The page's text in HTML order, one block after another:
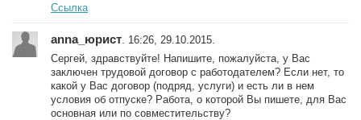
Ссылка
anna_юрист . 16:26, 29.10.2015.
Сергей, здравствуйте! Напишите, пожалуйста, у Вас
заключен трудовой договор с работодателем? Если нет, то
какой у Вас договор (подряд, услуги) и есть ли в нем
условия об отпуске? Работа, о которой Вы пишете, для Вас
основная или по совместительству?